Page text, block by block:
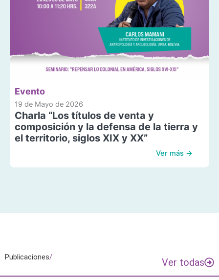
Evento
19 de Mayo de 2026
Charla “Los títulos de venta y
composición y la defensa de la tierra y
el territorio, siglos XIX y XX”
Ver más →
Publicaciones/ Ver todas